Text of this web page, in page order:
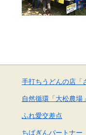
手打ちうどんの店「
自然循環「大松農場」
ふれ愛交差点
ちばぎんパートナー